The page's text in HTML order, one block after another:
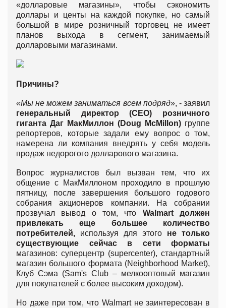
«долларовые магазины», чтобы сэкономить
доллары и центы на каждой покупке, но самый
большой в мире розничный торговец не имеет
планов выхода в сегмент, занимаемый
долларовыми магазинами.
Причины?
«Мы не можем заниматься всем подряд», - заявил
генеральный директор (CEO) розничного
гиганта Даг МакМиллон (Doug McMillon) группе
репортеров, которые задали ему вопрос о том,
намерена ли компания внедрять у себя модель
продаж недорогого долларового магазина.
Вопрос журналистов был вызван тем, что их
общение с МакМиллоном проходило в прошлую
пятницу, после завершения большого годового
собрания акционеров компании. На собрании
прозвучал вывод о том, что Walmart должен
привлекать еще большее количество
потребителей, используя для этого не только
существующие сейчас в сети форматы
магазинов: суперцентр (supercenter), стандартный
магазин большого формата (Neighborhood Market),
Клуб Сэма (Sam's Club – мелкооптовый магазин
для покупателей с более высоким доходом).
Но даже при том, что Walmart не заинтересован в